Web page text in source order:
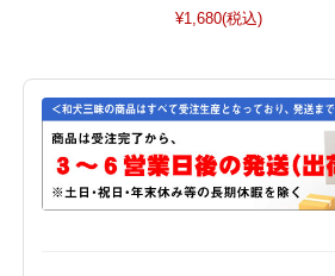
¥1,680(税込)